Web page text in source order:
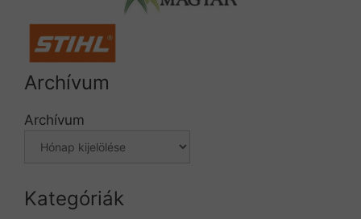
Archívum
Archívum
Kategóriák